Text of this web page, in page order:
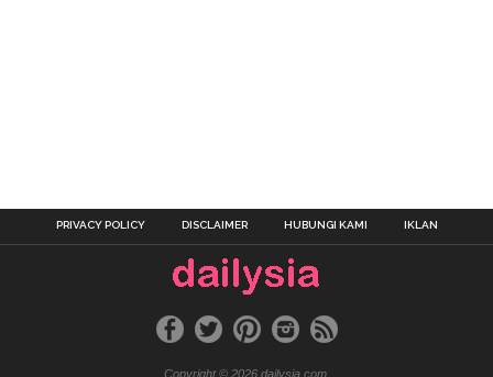
PRIVACY POLICY DISCLAIMER HUBUNGI KAMI IKLAN
Copyright © 2026 dailysia.com.